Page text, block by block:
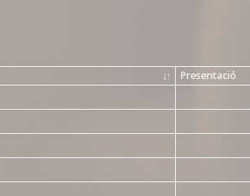
↓↑ Presentació